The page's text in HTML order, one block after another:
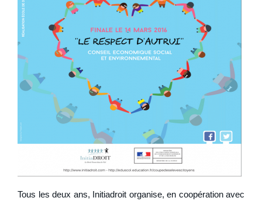
Tous les deux ans, Initiadroit organise, en coopération avec